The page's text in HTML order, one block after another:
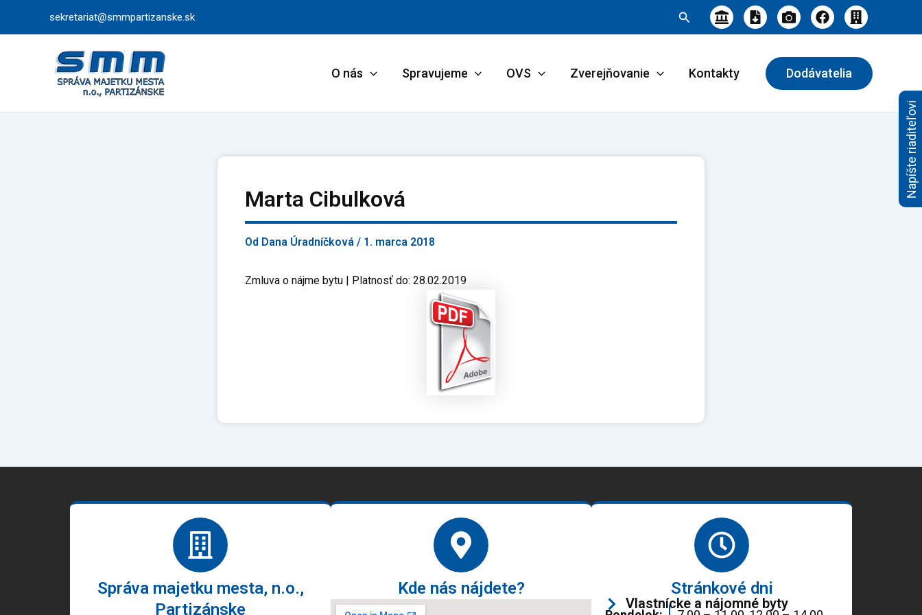
sekretariat@smmpartizanske.sk Hľadať
O nás Spravujeme OVS Zverejňovanie Kontakty Dodávatelia
Marta Cibulková
Od Dana Úradníčková / 1. marca 2018
Zmluva o nájme bytu | Platnosť do: 28.02.2019
Správa majetku mesta, n.o.,
Partizánske
Kde nás nájdete? Stránkové dni
Vlastnícke a nájomné byty
Napíšte riaditeľovi